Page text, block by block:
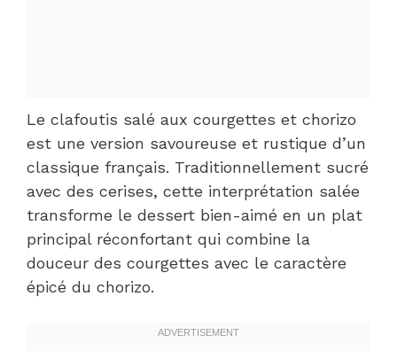
Le clafoutis salé aux courgettes et chorizo
est une version savoureuse et rustique d’un
classique français. Traditionnellement sucré
avec des cerises, cette interprétation salée
transforme le dessert bien-aimé en un plat
principal réconfortant qui combine la
douceur des courgettes avec le caractère
épicé du chorizo.